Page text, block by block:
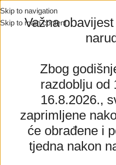
Važna
Zbog
razdoblju od
16.8.2026.,
zaprimljene
će obrađene i
tjedna nakon
Skip to navigation
Skip to main content